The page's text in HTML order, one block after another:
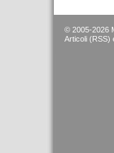
© 2005-2026
Articoli (RSS)